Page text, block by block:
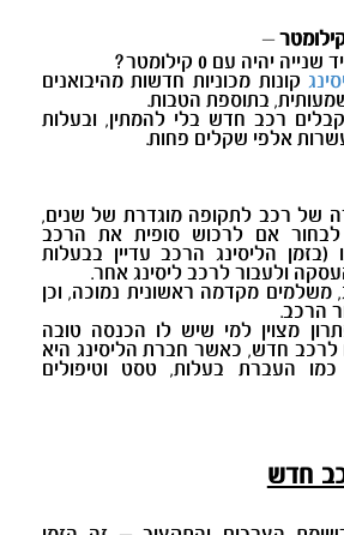
–
יהיה עם 0 קילומטר?
קונות מכוניות חדשות מהיבואנים
בתוספת הטבות.
רכב חדש בלי להמתין, ובעלות
אלפי שקלים פחות.
של רכב לתקופה מוגדרת של שנים,
לבחור אם לרכוש סופית את הרכב
(בזמן הליסינג הרכב עדיין בבעלות
ולעבור לרכב ליסינג אחר.
משלמים מקדמה ראשונית נמוכה, וכן
הרכב.
מצוין למי שיש לו הכנסה טובה
לרכב חדש, כאשר חברת הליסינג היא
העברת בעלות, טסט וטיפולים
חדש